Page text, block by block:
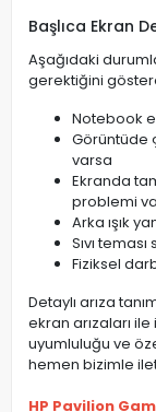
Başlıca Ekran
Aşağıdaki
gerektiğini
Notebook
Görüntüde
varsa
Ekranda
problemi
Arka ışık
Sıvı
Fiziksel
Detaylı arıza
ekran arızaları
uyumluluğu ve
hemen bizimle
HP Pavilion